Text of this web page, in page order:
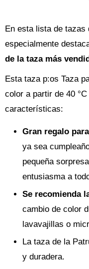
En esta lista de tazas
especialmente
de la taza más
Esta taza p:os Taza
color a partir de 40
características:
Gran regalo
ya sea
pequeña
entusiasma a
Se recomienda
cambio de color
lavavajillas o
La taza de la
y duradera.